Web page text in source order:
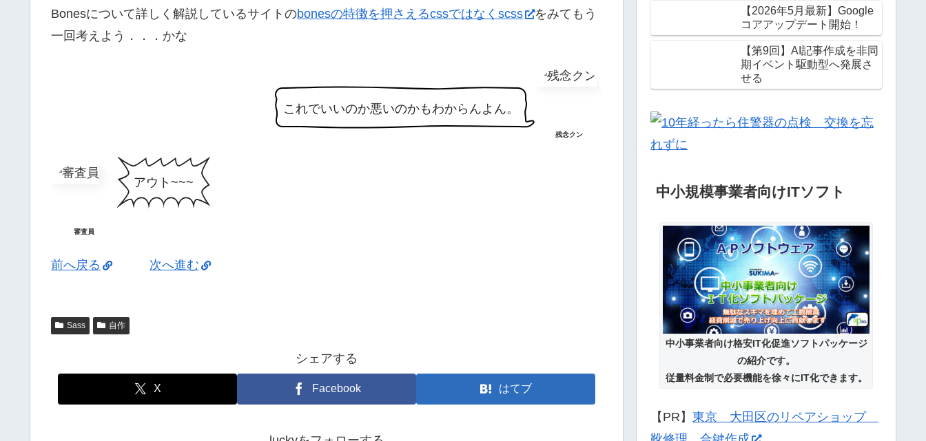
Bonesについて詳しく解説しているサイトのbonesの特徴を押さえるcssではなくscss
をみてもう
一回考えよう．．．かな
これでいいのか悪いのかもわからんよん。
残念クン
審査員
アウト~~~
前へ戻る 次へ進む
Sass 自作
シェアする
X Facebook はてブ
【2026年5月最新】Google
コアアップデート開始！
【第9回】AI記事作成を非同
期イベント駆動型へ発展さ
せる
中小規模事業者向けITソフト
中小事業者向け格安IT化促進ソフトパッケージ
の紹介です。
従量料金制で必要機能を徐々にIT化できます。
【PR】 東京 大田区のリペアショップ